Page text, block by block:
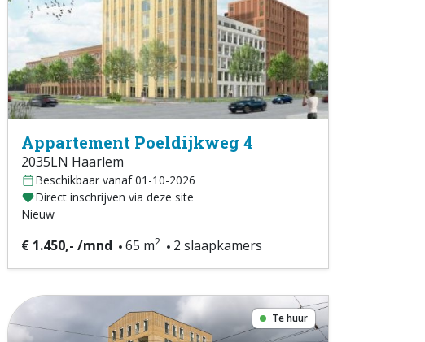
Appartement Poeldijkweg 4
2035LN Haarlem
Beschikbaar vanaf 01-10-2026
Direct inschrijven via deze site
Nieuw
€ 1.450,- /mnd 65 m2 2 slaapkamers
Te huur